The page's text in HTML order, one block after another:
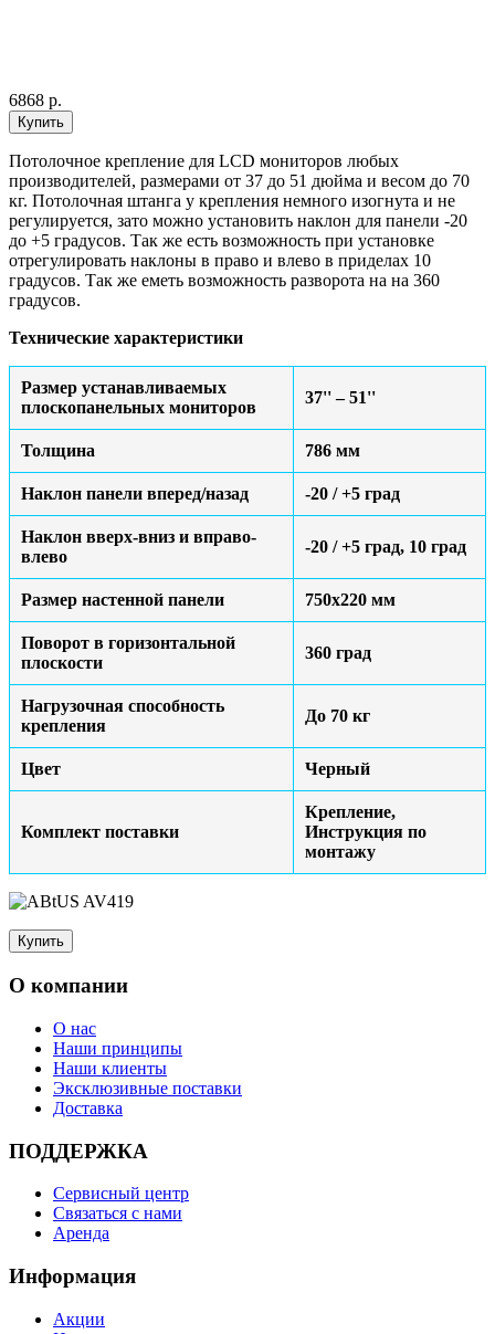
6868 р.
Потолочное крепление для LCD мониторов любых
производителей, размерами от 37 до 51 дюйма и весом до 70
кг. Потолочная штанга у крепления немного изогнута и не
регулируется, зато можно установить наклон для панели -20
до +5 градусов. Так же есть возможность при установке
отрегулировать наклоны в право и влево в приделах 10
градусов. Так же еметь возможность разворота на на 360
градусов.
Технические характеристики
Размер устанавливаемых
плоскопанельных мониторов
37'' – 51''
Толщина 786 мм
Наклон панели вперед/назад -20 / +5 град
Наклон вверх-вниз и вправо-
влево
-20 / +5 град, 10 град
Размер настенной панели 750х220 мм
Поворот в горизонтальной
плоскости
360 град
Нагрузочная способность
крепления
До 70 кг
Цвет Черный
Комплект поставки
Крепление,
Инструкция по
монтажу
О компании
О нас
Наши принципы
Наши клиенты
Эксклюзивные поставки
Доставка
ПОДДЕРЖКА
Сервисный центр
Связаться с нами
Аренда
Информация
Акции